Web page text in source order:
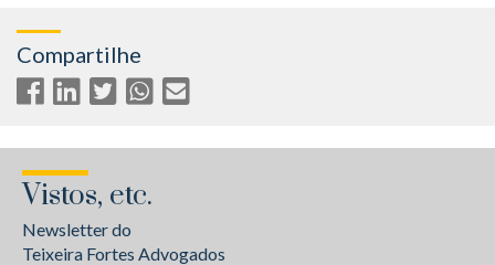
Compartilhe
Vistos, etc.
Newsletter do
Teixeira Fortes Advogados